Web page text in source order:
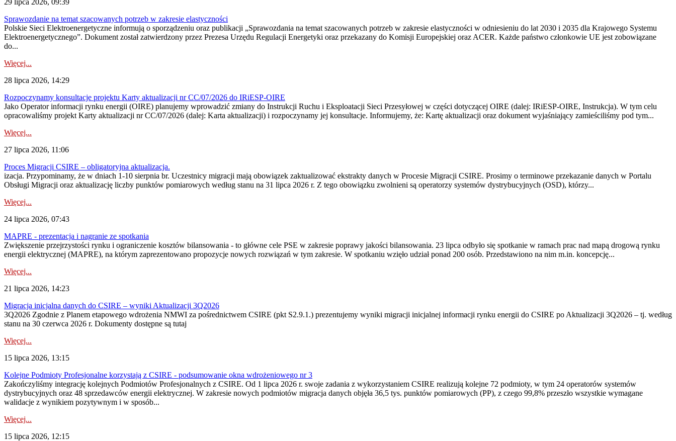
29 lipca 2026, 09:39
Sprawozdanie na temat szacowanych potrzeb w zakresie elastyczności
Polskie Sieci Elektroenergetyczne informują o sporządzeniu oraz publikacji „Sprawozdania na temat szacowanych potrzeb w zakresie elastyczności w odniesieniu do lat 2030 i 2035 dla Krajowego Systemu
Elektroenergetycznego”. Dokument został zatwierdzony przez Prezesa Urzędu Regulacji Energetyki oraz przekazany do Komisji Europejskiej oraz ACER. Każde państwo członkowie UE jest zobowiązane
do...
Więcej...
28 lipca 2026, 14:29
Rozpoczynamy konsultacje projektu Karty aktualizacji nr CC/07/2026 do IRiESP-OIRE
Jako Operator informacji rynku energii (OIRE) planujemy wprowadzić zmiany do Instrukcji Ruchu i Eksploatacji Sieci Przesyłowej w części dotyczącej OIRE (dalej: IRiESP-OIRE, Instrukcja). W tym celu
opracowaliśmy projekt Karty aktualizacji nr CC/07/2026 (dalej: Karta aktualizacji) i rozpoczynamy jej konsultacje. Informujemy, że: Kartę aktualizacji oraz dokument wyjaśniający zamieściliśmy pod tym...
Więcej...
27 lipca 2026, 11:06
Proces Migracji CSIRE – obligatoryjna aktualizacja.
izacja. Przypominamy, że w dniach 1-10 sierpnia br. Uczestnicy migracji mają obowiązek zaktualizować ekstrakty danych w Procesie Migracji CSIRE. Prosimy o terminowe przekazanie danych w Portalu
Obsługi Migracji oraz aktualizację liczby punktów pomiarowych według stanu na 31 lipca 2026 r. Z tego obowiązku zwolnieni są operatorzy systemów dystrybucyjnych (OSD), którzy...
Więcej...
24 lipca 2026, 07:43
MAPRE - prezentacja i nagranie ze spotkania
Zwiększenie przejrzystości rynku i ograniczenie kosztów bilansowania - to główne cele PSE w zakresie poprawy jakości bilansowania. 23 lipca odbyło się spotkanie w ramach prac nad mapą drogową rynku
energii elektrycznej (MAPRE), na którym zaprezentowano propozycje nowych rozwiązań w tym zakresie. W spotkaniu wzięło udział ponad 200 osób. Przedstawiono na nim m.in. koncepcję...
Więcej...
21 lipca 2026, 14:23
Migracja inicjalna danych do CSIRE – wyniki Aktualizacji 3Q2026
3Q2026 Zgodnie z Planem etapowego wdrożenia NMWI za pośrednictwem CSIRE (pkt S2.9.1.) prezentujemy wyniki migracji inicjalnej informacji rynku energii do CSIRE po Aktualizacji 3Q2026 – tj. według
stanu na 30 czerwca 2026 r. Dokumenty dostępne są tutaj
Więcej...
15 lipca 2026, 13:15
Kolejne Podmioty Profesjonalne korzystają z CSIRE - podsumowanie okna wdrożeniowego nr 3
Zakończyliśmy integrację kolejnych Podmiotów Profesjonalnych z CSIRE. Od 1 lipca 2026 r. swoje zadania z wykorzystaniem CSIRE realizują kolejne 72 podmioty, w tym 24 operatorów systemów
dystrybucyjnych oraz 48 sprzedawców energii elektrycznej. W zakresie nowych podmiotów migracja danych objęła 36,5 tys. punktów pomiarowych (PP), z czego 99,8% przeszło wszystkie wymagane
walidacje z wynikiem pozytywnym i w sposób...
Więcej...
15 lipca 2026, 12:15